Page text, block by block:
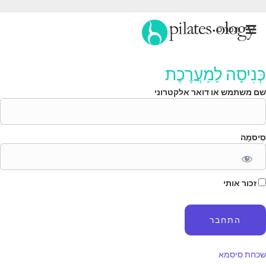
תַפרִיט
לַמַעֲרֶכֶת
משתמש או דואר אלקטרוני
זכור אותי
סיסמא